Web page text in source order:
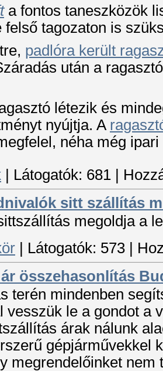
a fontos taneszközök
felső tagozaton is
padlóra került
után a
létezik és
nyújtja. A
néha még
Látogatók: 681
sitt szállítás
megoldja a
Látogatók: 573
összehasonlítás
terén mindenben
vesszük le a gondot a
árak nálunk
gépjárművekkel
megrendelőinket